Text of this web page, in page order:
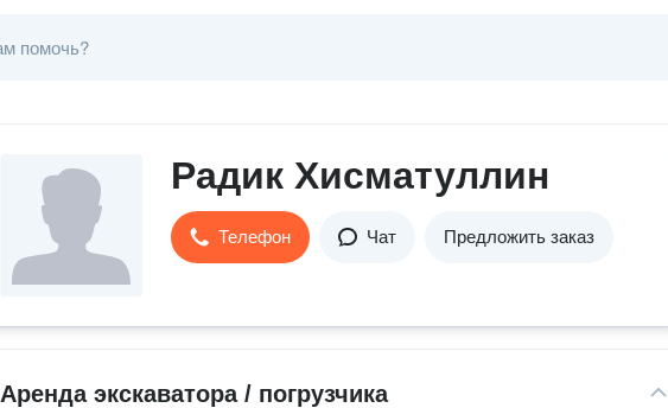
Радик Хисматуллин
Телефон Чат Предложить заказ
Аренда экскаватора / погрузчика